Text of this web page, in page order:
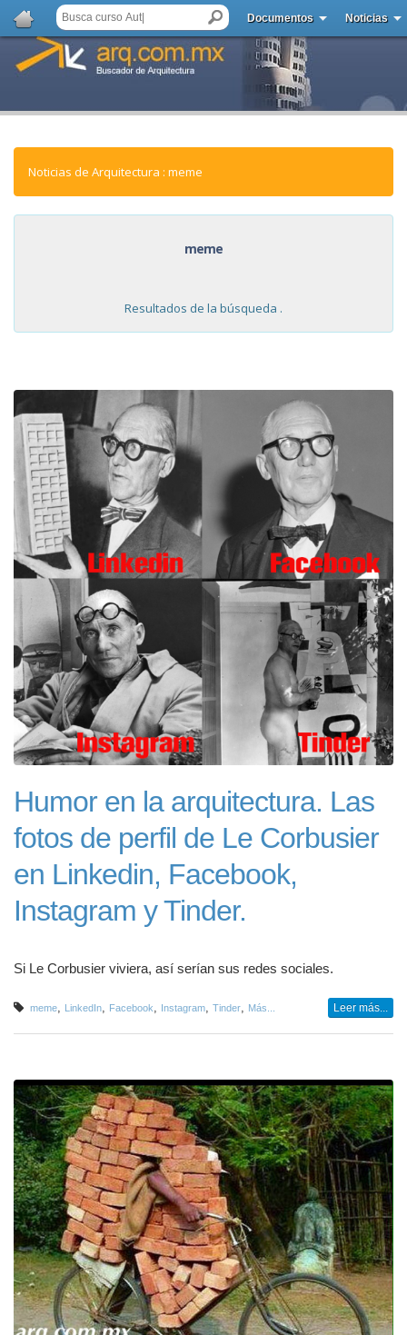
Documentos Noticias
Noticias de Arquitectura : meme
meme
Resultados de la búsqueda .
Humor en la arquitectura. Las
fotos de perfil de Le Corbusier
en Linkedin, Facebook,
Instagram y Tinder.
Si Le Corbusier viviera, así serían sus redes sociales.
meme, LinkedIn, Facebook, Instagram, Tinder, Más... Leer más...